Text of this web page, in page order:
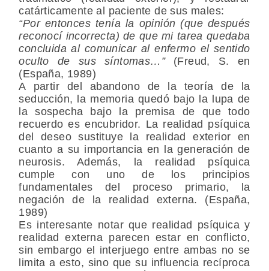
catárticamente al paciente de sus males:
“Por entonces tenía la opinión (que después
reconocí incorrecta) de que mi tarea quedaba
concluida al comunicar al enfermo el sentido
oculto de sus síntomas…” (Freud, S. en
(España, 1989)
A partir del abandono de la teoría de la
seducción, la memoria quedó bajo la lupa de
la sospecha bajo la premisa de que todo
recuerdo es encubridor. La realidad psíquica
del deseo sustituye la realidad exterior en
cuanto a su importancia en la generación de
neurosis. Además, la realidad psíquica
cumple con uno de los principios
fundamentales del proceso primario, la
negación de la realidad externa. (España,
1989)
Es interesante notar que realidad psíquica y
realidad externa parecen estar en conflicto,
sin embargo el interjuego entre ambas no se
limita a esto, sino que su influencia recíproca